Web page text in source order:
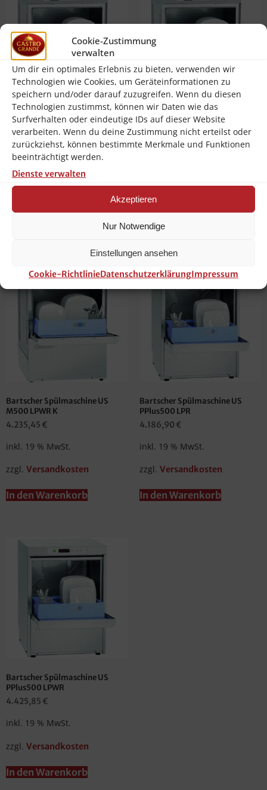
Cookie-Zustimmung
verwalten
Um dir ein optimales Erlebnis zu bieten, verwenden wir
Technologien wie Cookies, um Geräteinformationen zu
speichern und/oder darauf zuzugreifen. Wenn du diesen
Technologien zustimmst, können wir Daten wie das
Surfverhalten oder eindeutige IDs auf dieser Website
verarbeiten. Wenn du deine Zustimmung nicht erteilst oder
zurückziehst, können bestimmte Merkmale und Funktionen
beeinträchtigt werden.
Dienste verwalten
Akzeptieren
Nur Notwendige
Einstellungen ansehen
Cookie-RichtlinieDatenschutzerklärungImpressum
Bartscher Spülmaschine US
M500 LP K
3.901,30€
inkl. 19 % MwSt.
Bartscher Spülmaschine US
M500 LPR K
3.996,50€
Bartscher Spülmaschine US
M500 LPWR K
4.235,45 €
inkl. 19 % MwSt.
zzgl. Versandkosten
In den Warenkorb
Bartscher Spülmaschine US
PPlus500 LPR
4.186,90 €
inkl. 19 % MwSt.
zzgl. Versandkosten
In den Warenkorb
Bartscher Spülmaschine US
PPlus500 LPWR
4.425,85 €
inkl. 19 % MwSt.
zzgl. Versandkosten
In den Warenkorb